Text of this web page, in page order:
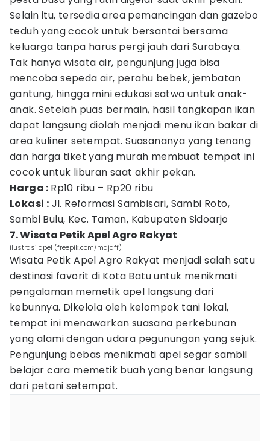
Selain itu, tersedia area pemancingan dan gazebo
teduh yang cocok untuk bersantai bersama
keluarga tanpa harus pergi jauh dari Surabaya.
Tak hanya wisata air, pengunjung juga bisa
mencoba sepeda air, perahu bebek, jembatan
gantung, hingga mini edukasi satwa untuk anak-
anak. Setelah puas bermain, hasil tangkapan ikan
dapat langsung diolah menjadi menu ikan bakar di
area kuliner setempat. Suasananya yang tenang
dan harga tiket yang murah membuat tempat ini
cocok untuk liburan saat akhir pekan.
Harga : Rp10 ribu – Rp20 ribu
Lokasi : Jl. Reformasi Sambisari, Sambi Roto,
Sambi Bulu, Kec. Taman, Kabupaten Sidoarjo
7. Wisata Petik Apel Agro Rakyat
ilustrasi apel (freepik.com/mdjaff)
Wisata Petik Apel Agro Rakyat menjadi salah satu
destinasi favorit di Kota Batu untuk menikmati
pengalaman memetik apel langsung dari
kebunnya. Dikelola oleh kelompok tani lokal,
tempat ini menawarkan suasana perkebunan
yang alami dengan udara pegunungan yang sejuk.
Pengunjung bebas menikmati apel segar sambil
belajar cara memetik buah yang benar langsung
dari petani setempat.